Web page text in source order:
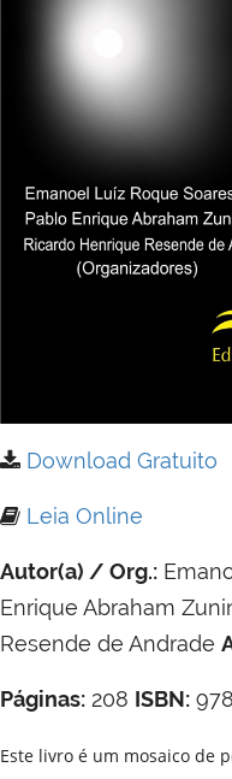
Download Gratuito
Leia Online
Autor(a) / Org.:
Enrique Abraham
Resende de Andrade
Páginas: 208 ISBN:
Este livro é um mosaico de